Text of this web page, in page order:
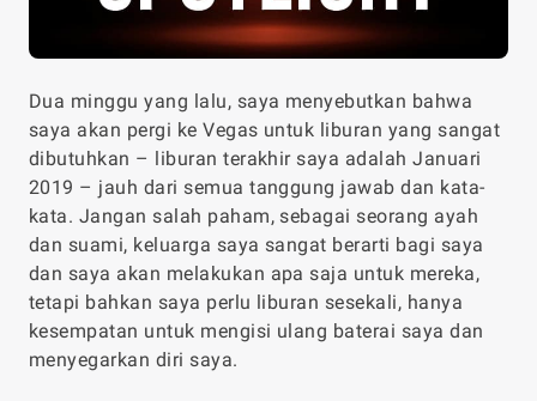
Dua minggu yang lalu, saya menyebutkan bahwa
saya akan pergi ke Vegas untuk liburan yang sangat
dibutuhkan – liburan terakhir saya adalah Januari
2019 – jauh dari semua tanggung jawab dan kata-
kata. Jangan salah paham, sebagai seorang ayah
dan suami, keluarga saya sangat berarti bagi saya
dan saya akan melakukan apa saja untuk mereka,
tetapi bahkan saya perlu liburan sesekali, hanya
kesempatan untuk mengisi ulang baterai saya dan
menyegarkan diri saya.